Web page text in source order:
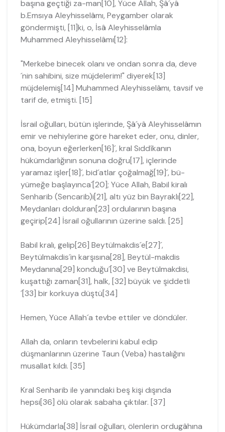
başına geçtiği za-man[10], Yüce Allah, Şâ´yâ
b.Emsıya Aleyhisselâmı, Peygamber olarak
gönder­mişti, [11]ki, o, İsâ Aleyhisselâmla
Muhammed Aleyhisselâmı[12]:
"Merkebe binecek olanı ve ondan sonra da, deve
´nin sahibini, size müjdele­rim!" diyerek[13]
müjdelemiş[14] Muhammed Aleyhisselâmı, tavsif ve
tarif de, etmişti. [15]
İsrail oğulları, bütün işlerinde, Şâ´yâ Aleyhisselâmın
emir ve nehiylerine göre hareket eder, onu, dinler,
ona, boyun eğerlerken[16]´, kral Sıddîkanın
hükümdar­lığının sonuna doğru[17], içlerinde
yaramaz işler[18]´, bid´atlar çoğalmağ[19]´, bü­
yümeğe başlayınca´[20]; Yüce Allah, Babil kiralı
Senharib (Sencarib)i[21], altı yüz bin Bayraklı[22],
Meydanları dolduran[23] ordularının başına
geçirip[24] İsrail oğul­larının üzerine saldı. [25]
Babil kralı, gelip[26] Beytülmakdis´e[27]´,
Beytülmakdis´in karşısına[28], Beytül-makdis
Meydanına[29] konduğu´[30] ve Beytülmakdisi,
kuşattığı zaman[31], halk, [32] büyük ve şiddetli
´[33] bir korkuya düştü[34]
Hemen, Yüce Allah´a tevbe ettiler ve döndüler.
Allah da, onların tevbelerini kabul edip
düşmanlarının üzerine Taun (Veba) has­talığını
musallat kıldı. [35]
Kral Senharib ile yanındaki beş kişi dışında
hepsi[36] ölü olarak sabaha çıktılar. [37]
Hükümdarla[38] İsrail oğulları, ölenlerin ordugâhına